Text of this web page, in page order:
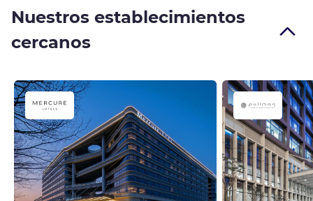
Nuestros establecimientos
cercanos